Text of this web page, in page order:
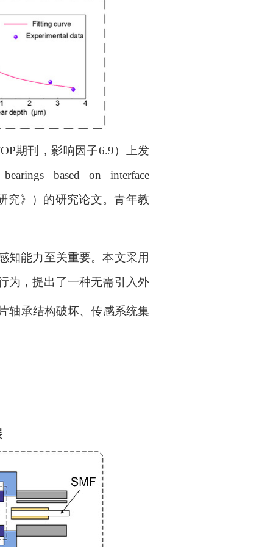
期刊，影响因子6.9）上发
based on interface
究》）的研究论文。青年教
知能力至关重要。本文采用
为 ，提出了一种无需引入外
轴承结构破坏、传感系统集